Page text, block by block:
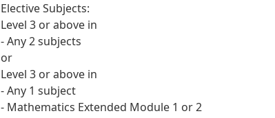
Elective Subjects:
Level 3 or above in
- Any 2 subjects
or
Level 3 or above in
- Any 1 subject
- Mathematics Extended Module 1 or 2